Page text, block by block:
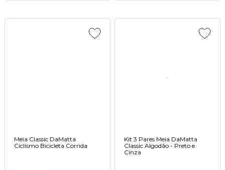
Meia Classic DaMatta
Ciclismo Bicicleta Corrida
Kit 3 Pares Meia DaMatta
Classic Algodão - Preto e
Cinza